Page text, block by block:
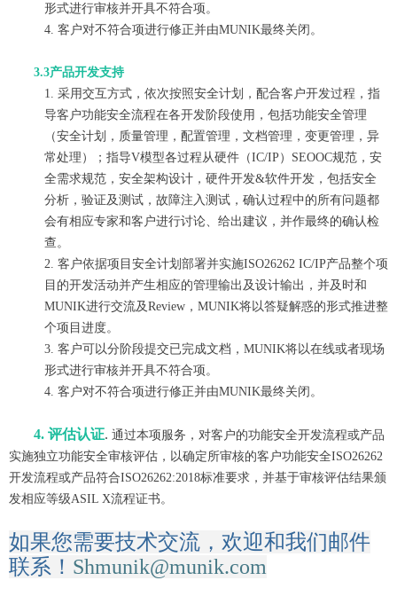
形式进行审核并开具不符合项。
4. 客户对不符合项进行修正并由MUNIK最终关闭。
3.3产品开发支持
1. 采用交互方式，依次按照安全计划，配合客户开发过程，指
导客户功能安全流程在各开发阶段使用，包括功能安全管理
（安全计划，质量管理，配置管理，文档管理，变更管理，异
常处理）；指导V模型各过程从硬件（IC/IP）SEOOC规范，安
全需求规范，安全架构设计，硬件开发&软件开发，包括安全
分析，验证及测试，故障注入测试，确认过程中的所有问题都
会有相应专家和客户进行讨论、给出建议，并作最终的确认检
查。
2. 客户依据项目安全计划部署并实施ISO26262 IC/IP产品整个项
目的开发活动并产生相应的管理输出及设计输出，并及时和
MUNIK进行交流及Review，MUNIK将以答疑解惑的形式推进整
个项目进度。
3. 客户可以分阶段提交已完成文档，MUNIK将以在线或者现场
形式进行审核并开具不符合项。
4. 客户对不符合项进行修正并由MUNIK最终关闭。
4. 评估认证. 通过本项服务，对客户的功能安全开发流程或产品
实施独立功能安全审核评估，以确定所审核的客户功能安全ISO26262
开发流程或产品符合ISO26262:2018标准要求，并基于审核评估结果颁
发相应等级ASIL X流程证书。
如果您需要技术交流，欢迎和我们邮件
联系！ Shmunik@munik.com